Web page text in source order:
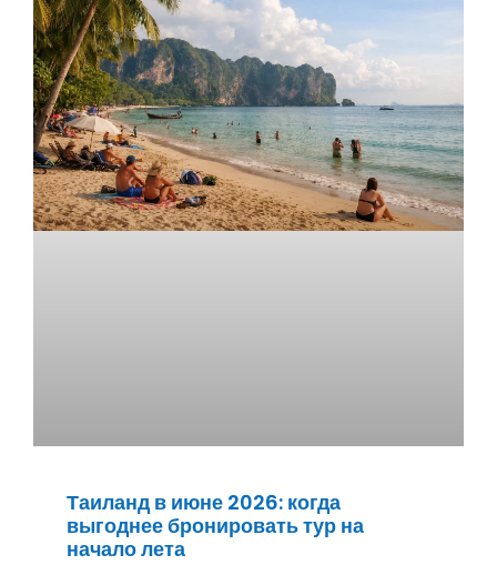
Таиланд в июне 2026: когда
выгоднее бронировать тур на
начало лета